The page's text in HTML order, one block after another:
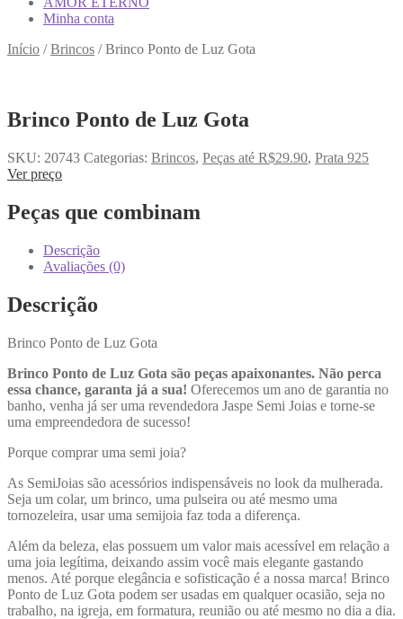
Minha conta
Início /Brincos /Brinco Ponto de Luz Gota
Brinco Ponto de Luz Gota
SKU: 20743 Categorias: Brincos, Peças até R$29.90, Prata 925
Ver preço
Peças que combinam
Descrição
Avaliações (0)
Descrição
Brinco Ponto de Luz Gota
Brinco Ponto de Luz Gota são peças apaixonantes. Não perca
essa chance, garanta já a sua! Oferecemos um ano de garantia no
banho, venha já ser uma revendedora Jaspe Semi Joias e torne-se
uma empreendedora de sucesso!
Porque comprar uma semi joia?
As SemiJoias são acessórios indispensáveis no look da mulherada.
Seja um colar, um brinco, uma pulseira ou até mesmo uma
tornozeleira, usar uma semijoia faz toda a diferença.
Além da beleza, elas possuem um valor mais acessível em relação a
uma joia legítima, deixando assim você mais elegante gastando
menos. Até porque elegância e sofisticação é a nossa marca! Brinco
Ponto de Luz Gota podem ser usadas em qualquer ocasião, seja no
trabalho, na igreja, em formatura, reunião ou até mesmo no dia a dia.